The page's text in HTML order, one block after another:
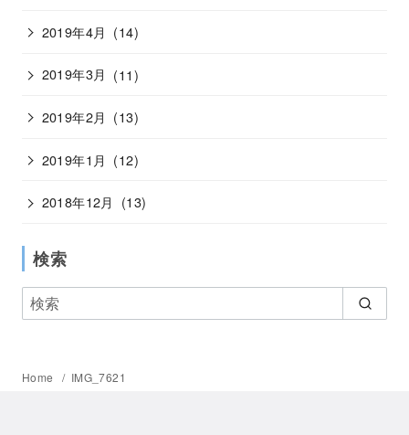
2019年4月 (14)
2019年3月 (11)
2019年2月 (13)
2019年1月 (12)
2018年12月 (13)
検索
Home IMG_7621